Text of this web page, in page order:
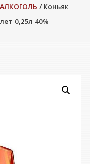
/ Коньяк
0,25л 40%